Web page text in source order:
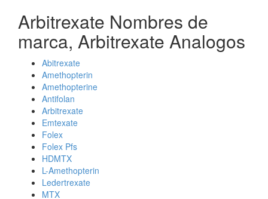
Arbitrexate Nombres de
marca, Arbitrexate Analogos
Abitrexate
Amethopterin
Amethopterine
Antifolan
Arbitrexate
Emtexate
Folex
Folex Pfs
HDMTX
L-Amethopterin
Ledertrexate
MTX